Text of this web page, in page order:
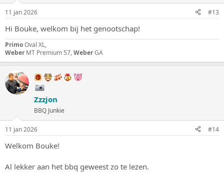
11 jan 2026 #13
Hi Bouke, welkom bij het genootschap!
PrimoOval XL,
Weber MT Premium 57,WeberGA
Zzzjon
BBQ Junkie
11 jan 2026 #14
Welkom Bouke!
Al lekker aan het bbq geweest zo te lezen.